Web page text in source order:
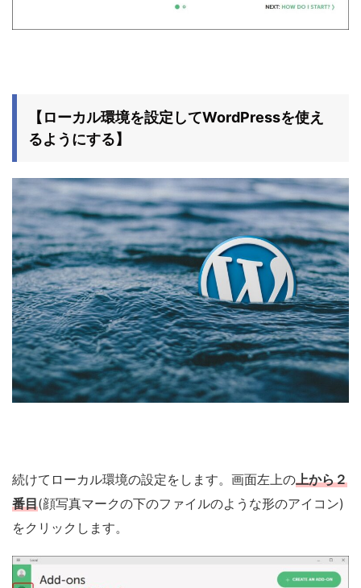
【ローカル環境を設定してWordPressを使え
るようにする】
続けてローカル環境の設定をします。画面左上の上から２
番目(顔写真マークの下のファイルのような形のアイコン)
をクリックします。